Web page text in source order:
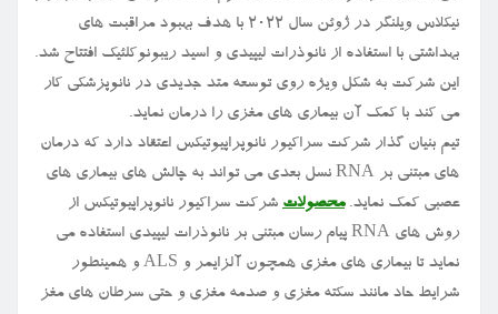
نیکلاس ویلنگر در ژوئن سال ۲۰۲۲ با هدف بهبود مراقبت های
بهداشتی با استفاده از نانوذرات لیپیدی و اسید ریبونوکلئیک افتتاح شد.
این شرکت به شکل ویژه روی توسعه متد جدیدی در نانوپزشکی کار
می کند با کمک آن بیماری های مغزی را درمان نماید.
تیم بنیان گذار شرکت سراکیور نانوپراپیوتیکس اعتقاد دارد که درمان
های مبتنی بر RNA نسل بعدی می تواند به چالش های بیماری های
عصبی کمک نماید.محصولات شرکت سراکیور نانوپراپیوتیکس از
روش های RNA پیام رسان مبتنی بر نانوذرات لیپیدی استفاده می
نماید تا بیماری های مغزی همچون آلزایمر و ALS و همینطور
شرایط حاد مانند سکته مغزی و صدمه مغزی و حتی سرطان های مغز